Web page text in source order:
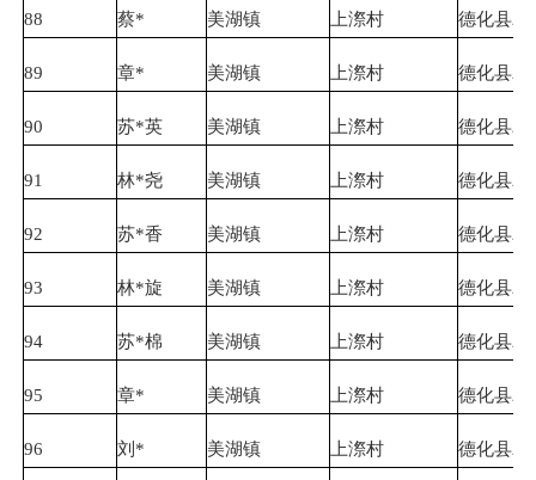
88 蔡* 美湖镇 上漈村 德化县农
89 章* 美湖镇 上漈村 德化县农
90 苏*英 美湖镇 上漈村 德化县农
91 林*尧 美湖镇 上漈村 德化县农
92 苏*香 美湖镇 上漈村 德化县农
93 林*旋 美湖镇 上漈村 德化县农
94 苏*棉 美湖镇 上漈村 德化县农
95 章* 美湖镇 上漈村 德化县农
96 刘* 美湖镇 上漈村 德化县农